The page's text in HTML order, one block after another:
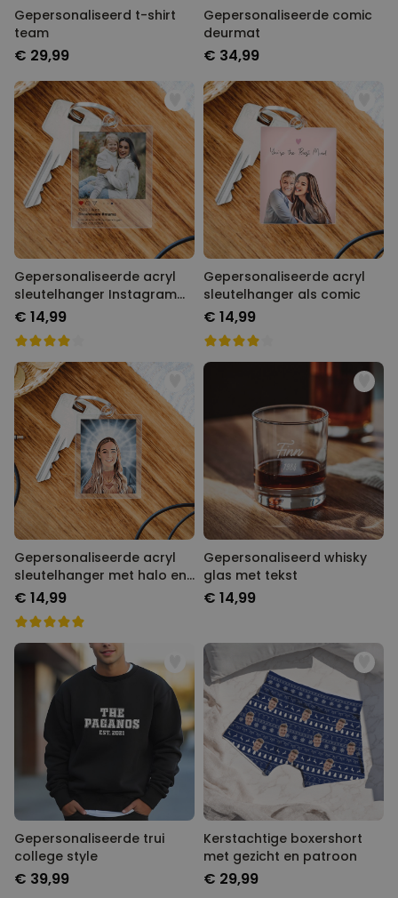
Gepersonaliseerd t-shirt
team
€ 29,99
Gepersonaliseerde comic
deurmat
€ 34,99
Gepersonaliseerde acryl
sleutelhanger Instagram
stijl
€ 14,99
Gepersonaliseerde acryl
sleutelhanger als comic
€ 14,99
Gepersonaliseerde acryl
sleutelhanger met halo en
gezicht
€ 14,99
Gepersonaliseerd whisky
glas met tekst
€ 14,99
Gepersonaliseerde trui
college style
€ 39,99
Kerstachtige boxershort
met gezicht en patroon
€ 29,99